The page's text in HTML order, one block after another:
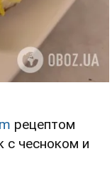
рецептом
с чесноком и